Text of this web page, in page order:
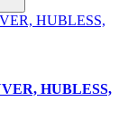
HUBLESS,